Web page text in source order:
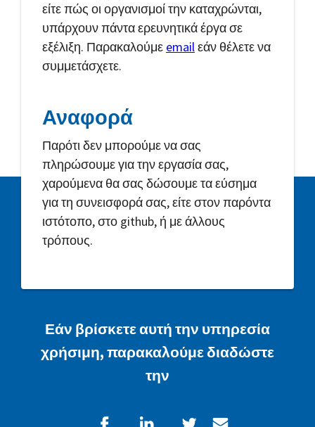
είτε πώς οι οργανισμοί την καταχρώνται,
υπάρχουν πάντα ερευνητικά έργα σε
εξέλιξη. Παρακαλούμε emailεάν θέλετε να
συμμετάσχετε.
Αναφορά
Παρότι δεν μπορούμε να σας
πληρώσουμε για την εργασία σας,
χαρούμενα θα σας δώσουμε τα εύσημα
για τη συνεισφορά σας, είτε στον παρόντα
ιστότοπο, στο github, ή με άλλους
τρόπους.
Εάν βρίσκετε αυτή την υπηρεσία
χρήσιμη, παρακαλούμε διαδώστε
την